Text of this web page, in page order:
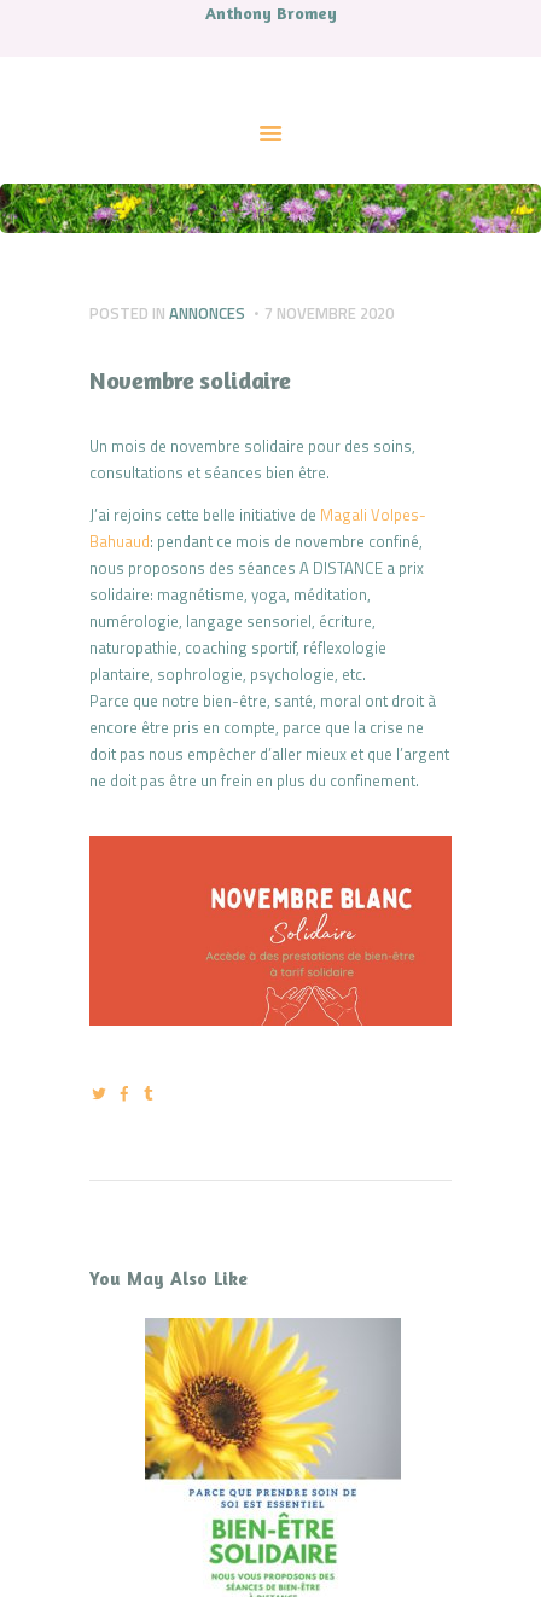
Anthony Bromey
MUSIQUE
ATELIERS ET SOINS
POSTED IN ANNONCES 7 NOVEMBRE 2020
Novembre solidaire
Un mois de novembre solidaire pour des soins,
consultations et séances bien être.
J’ai rejoins cette belle initiative de Magali Volpes-
Bahuaud: pendant ce mois de novembre confiné,
nous proposons des séances A DISTANCE a prix
solidaire: magnétisme, yoga, méditation,
numérologie, langage sensoriel, écriture,
naturopathie, coaching sportif, réflexologie
plantaire, sophrologie, psychologie, etc.
Parce que notre bien-être, santé, moral ont droit à
encore être pris en compte, parce que la crise ne
doit pas nous empêcher d’aller mieux et que l’argent
ne doit pas être un frein en plus du confinement.
You May Also Like